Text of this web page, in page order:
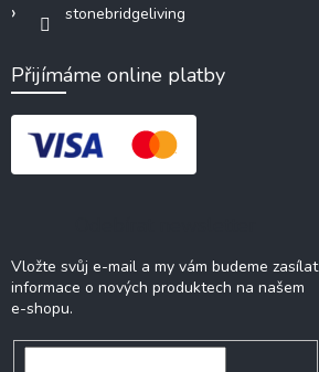
stonebridgeliving
Přijímáme online platby
Vložte svůj e-mail a my vám budeme zasílat
informace o nových produktech na našem
e-shopu.